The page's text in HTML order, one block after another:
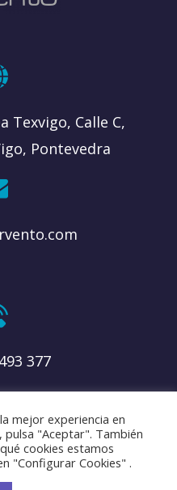
Texvigo, Calle C,
Pontevedra
377
Todos los derechos
mejor experiencia en
"Aceptar". También
cookies estamos
"Configurar Cookies" .